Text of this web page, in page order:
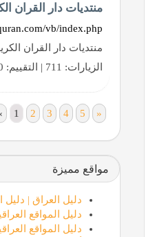
منتديات دار القران
vb/index.php
منتديات دار القران
الزيارات: 711 | التقييم: 0 | المقيّمين: 0
1 2 3 4 5 »
مواقع مميزة
دليل العراق | دليل
دليل المواقع
دليل المواقع